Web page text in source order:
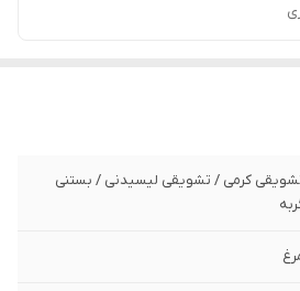
کرمی / تشویقی لیسیدنی / بستنی